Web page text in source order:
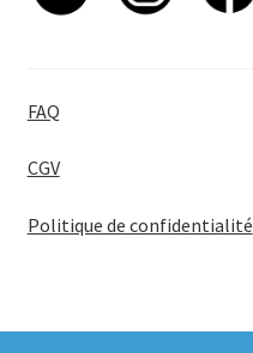
FAQ
CGV
Politique de confidentialité